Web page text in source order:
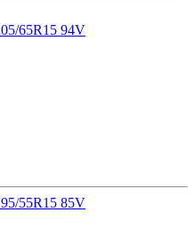
65R15 94V
55R15 85V